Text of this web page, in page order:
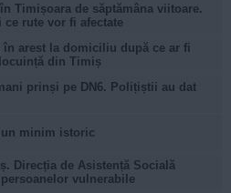
Timișoara de săptămâna viitoare.
rute vor fi afectate
în arest la domiciliu după ce ar fi
din Timiș
prinși pe DN6. Polițiștii au dat
un minim istoric
Direcția de Asistență Socială
vulnerabile